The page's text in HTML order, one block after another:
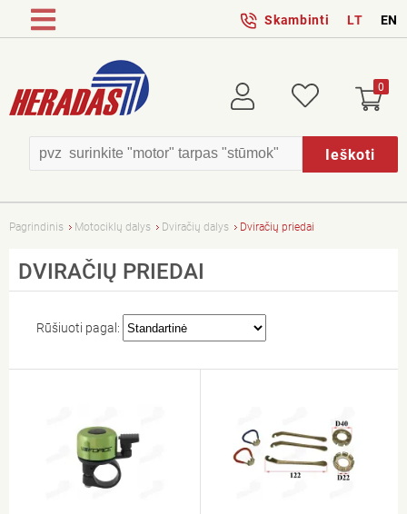
Skambinti LT EN
Ieškoti
Prisijungti Patikusios 0
Pagrindinis Motociklų dalys Dviračių dalys Dviračių priedai
DVIRAČIŲ PRIEDAI
Rūšiuoti pagal: